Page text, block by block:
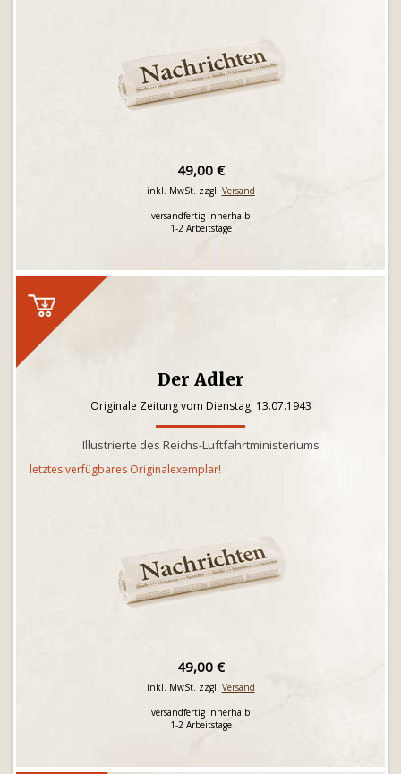
49,00 €
inkl. MwSt. zzgl. Versand
versandfertig innerhalb
1-2 Arbeitstage
Der Adler
Originale Zeitung vom Dienstag, 13.07.1943
Illustrierte des Reichs-Luftfahrtministeriums
letztes verfügbares Originalexemplar!
49,00 €
inkl. MwSt. zzgl. Versand
versandfertig innerhalb
1-2 Arbeitstage